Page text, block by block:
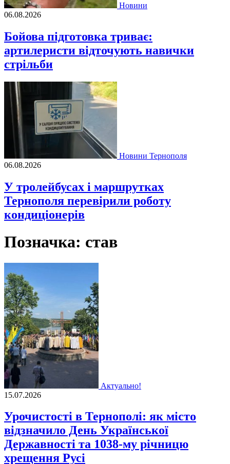
Новини
06.08.2026
Бойова підготовка триває:
артилеристи відточують навички
стрільби
Новини Тернополя
06.08.2026
У тролейбусах і маршрутках
Тернополя перевірили роботу
кондиціонерів
Позначка: став
Актуально!
15.07.2026
Урочистості в Тернополі: як місто
відзначило День Української
Державності та 1038-му річницю
хрещення Русі